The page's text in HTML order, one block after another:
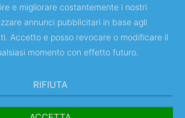
Università degli Studi di Roma "Tor Vergata"
e migliorare costantemente i nostri
annunci pubblicitari in base agli
Accetto e posso revocare o modificare il
momento con effetto futuro.
RIFIUTA